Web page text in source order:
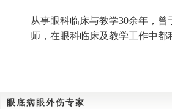
从事眼科临床与教学30余年，
师，在眼科临床及教学工作中
眼底病眼外伤专家